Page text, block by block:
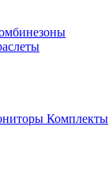
Комплекты